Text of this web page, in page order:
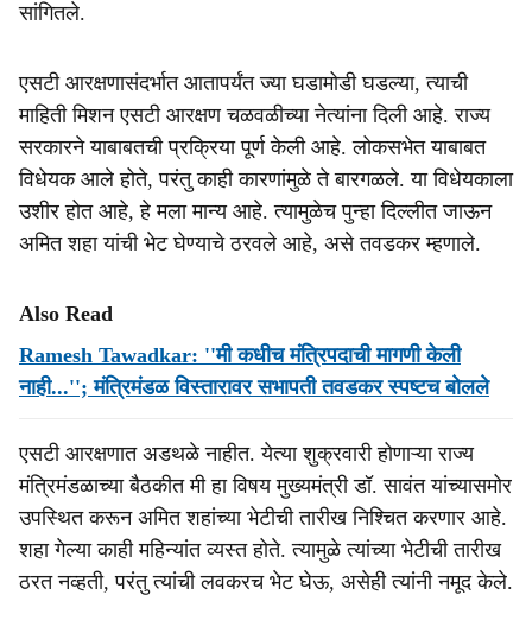
सांगितले.
एसटी आरक्षणासंदर्भात आतापर्यंत ज्‍या घडामोडी घडल्‍या, त्‍याची
माहिती मिशन एसटी आरक्षण चळवळीच्‍या नेत्‍यांना दिली आहे. राज्‍य
सरकारने याबाबतची प्रक्रिया पूर्ण केली आहे. लोकसभेत याबाबत
विधेयक आले होते, परंतु काही कारणांमुळे ते बारगळले. या विधेयकाला
उशीर होत आहे, हे मला मान्‍य आहे. त्‍यामुळेच पुन्‍हा दिल्लीत जाऊन
अमित शहा यांची भेट घेण्‍याचे ठरवले आहे, असे तवडकर म्‍हणाले.
Also Read
Ramesh Tawadkar: ''मी कधीच मंत्रिपदाची मागणी केली
नाही...''; मंत्रिमंडळ विस्तारावर सभापती तवडकर स्पष्टच बोलले
एसटी आरक्षणात अडथळे नाहीत. येत्‍या शुक्रवारी होणाऱ्या राज्‍य
मंत्रिमंडळाच्‍या बैठकीत मी हा विषय मुख्‍यमंत्री डॉ. सावंत यांच्‍यासमोर
उपस्‍थित करून अमित शहांच्‍या भेटीची तारीख निश्‍चित करणार आहे.
शहा गेल्‍या काही महिन्‍यांत व्‍यस्‍त होते. त्‍यामुळे त्‍यांच्‍या भेटीची तारीख
ठरत नव्‍हती, परंतु त्‍यांची लवकरच भेट घेऊ, असेही त्‍यांनी नमूद केले.